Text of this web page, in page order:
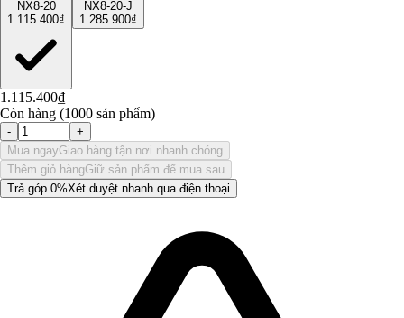
NX8-20
1.115.400₫
NX8-20-J
1.285.900₫
1.115.400₫
Còn hàng (1000 sản phẩm)
-
+
Mua ngayGiao hàng tận nơi nhanh chóng
Thêm giỏ hàngGiữ sản phẩm để mua sau
Trả góp 0%Xét duyệt nhanh qua điện thoại